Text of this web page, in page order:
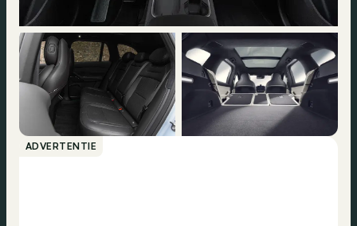
ADVERTENTIE